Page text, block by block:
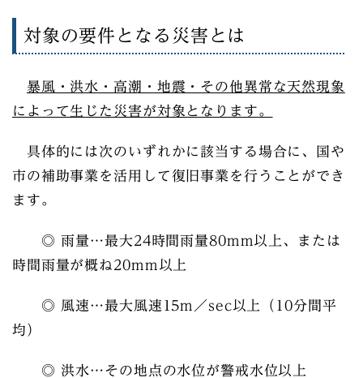
対象の要件となる災害とは
暴風・洪水・高潮・地震・その他異常な天然現象
によって生じた災害が対象となります。
具体的には次のいずれかに該当する場合に、国や
市の補助事業を活用して復旧事業を行うことができ
ます。
◎ 雨量…最大24時間雨量80mm以上、または
時間雨量が概ね20mm以上
◎ 風速…最大風速15m／sec以上（10分間平
均）
◎ 洪水…その地点の水位が警戒水位以上